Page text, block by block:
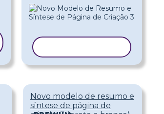
Novo modelo de resumo e
síntese de página de